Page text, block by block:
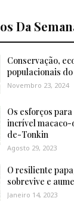
Da
Conservação,
populacionais
Novembro 23, 2024
Os esforços
incrível
de-Tonkin
Agosto 29, 2023
O resiliente
sobrevive e
Janeiro 14, 2023